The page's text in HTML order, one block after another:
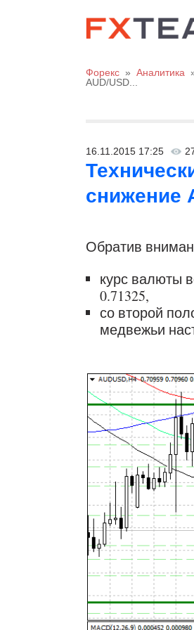
Форекс » Аналитика
AUD/USD...
16.11.2015 17:25
снижение
Обратив
курс валюты
0.71325,
со второй
медвежьи